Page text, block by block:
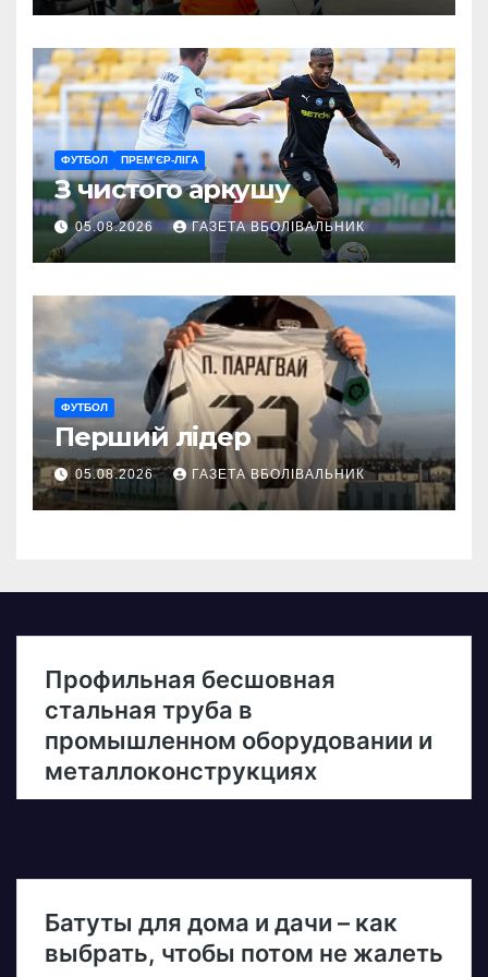
ветеранам
ФУТБОЛ ПРЕМ’ЄР-ЛІГА
З чистого аркушу
05.08.2026 ГАЗЕТА ВБОЛІВАЛЬНИК
ФУТБОЛ
Перший лідер
05.08.2026 ГАЗЕТА ВБОЛІВАЛЬНИК